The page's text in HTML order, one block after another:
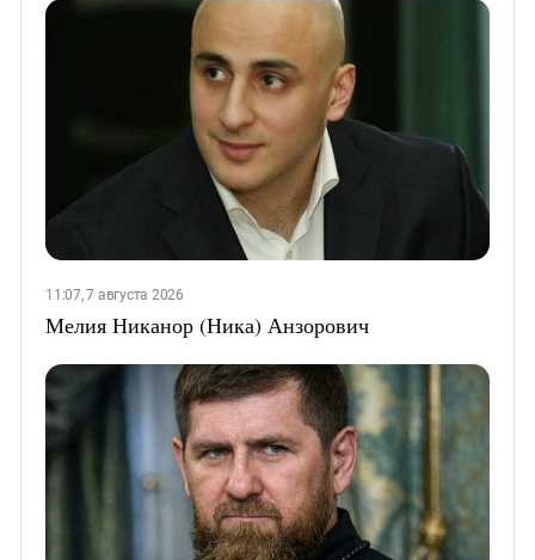
11:07, 7 августа 2026
Мелия Никанор (Ника) Анзорович